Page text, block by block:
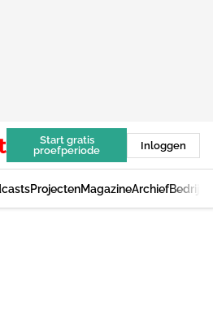
Start gratis
proefperiode
Inloggen
ProjectenMagazineArchief